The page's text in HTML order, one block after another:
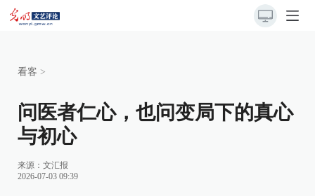
看客 >
问医者仁心，也问变局下的真心
与初心
来源： 文汇报
2026-07-03 09:39